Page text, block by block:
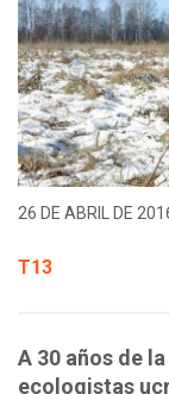
26 DE ABRIL DE
T13
A 30 años de
ecologistas